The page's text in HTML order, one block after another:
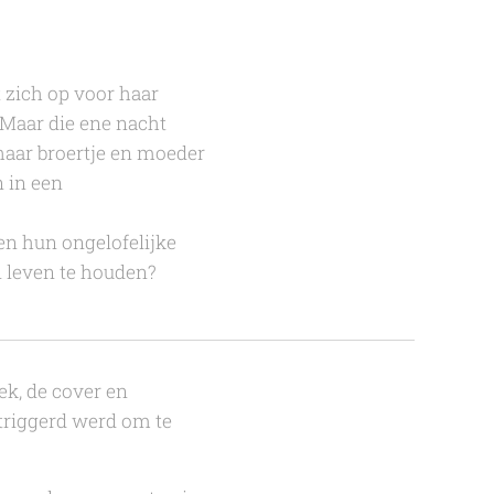
zich op voor haar
die ene nacht
broertje en moeder
in een
hun ongelofelijke
te houden?
de cover en
werd om te